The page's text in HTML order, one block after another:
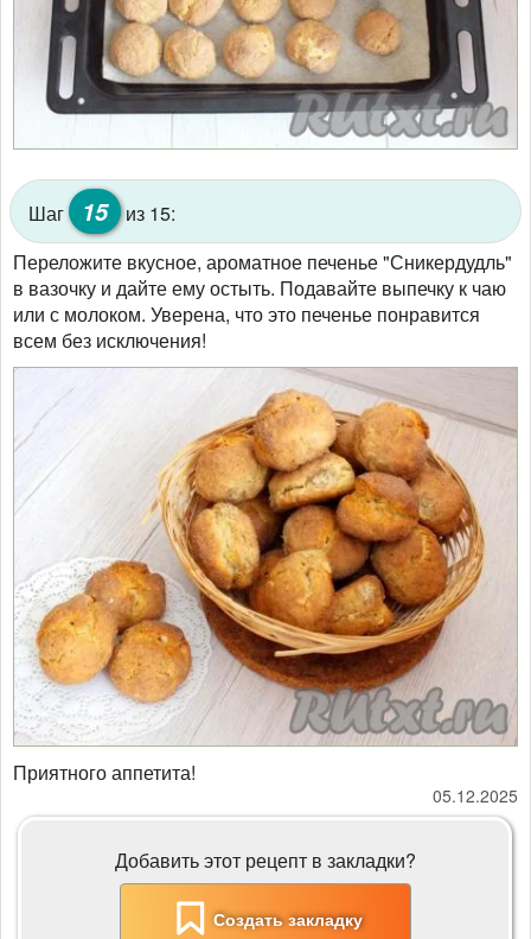
Шаг 15 из 15:
Переложите вкусное, ароматное печенье "Сникердудль"
в вазочку и дайте ему остыть. Подавайте выпечку к чаю
или с молоком. Уверена, что это печенье понравится
всем без исключения!
Приятного аппетита!
05.12.2025
Добавить этот рецепт в закладки?
Создать закладку